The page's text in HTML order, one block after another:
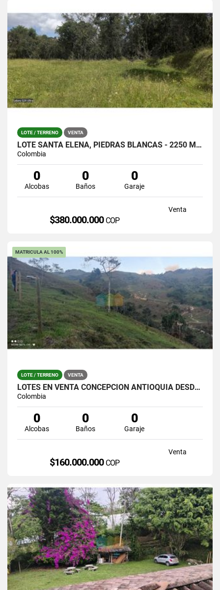
LOTE / TERRENO VENTA
LOTE SANTA ELENA, PIEDRAS BLANCAS - 2250 MTS / $380.000.0000
Colombia
0
Alcobas
0
Baños
0
Garaje
Venta
$380.000.000 COP
MATRICULA AL 100%
LOTE / TERRENO VENTA
LOTES EN VENTA CONCEPCIÒN ANTIOQUIA DESDE 160 MILLONES
Colombia
0
Alcobas
0
Baños
0
Garaje
Venta
$160.000.000 COP